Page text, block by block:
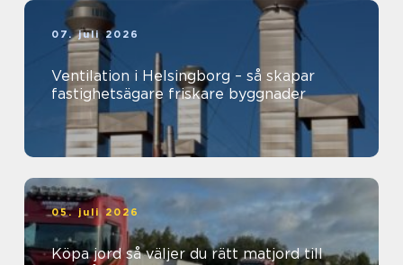
07. juli 2026
Ventilation i Helsingborg – så skapar
fastighetsägare friskare byggnader
05. juli 2026
Köpa jord så väljer du rätt matjord till